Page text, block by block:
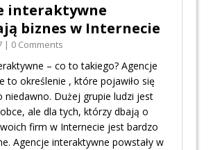
interaktywne
biznes w Internecie
| 0 Comments
– co to takiego? Agencje
to określenie , które pojawiło się
niedawno. Dużej grupie ludzi jest
ale dla tych, którzy dbają o
firm w Internecie jest bardzo
Agencje interaktywne powstały w